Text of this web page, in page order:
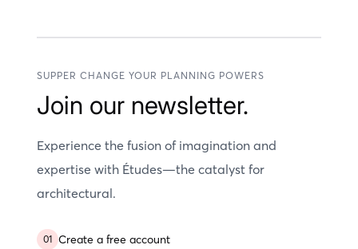
SUPPER CHANGE YOUR PLANNING POWERS
Join our newsletter.
Experience the fusion of imagination and
expertise with Études—the catalyst for
architectural.
01 Create a free account